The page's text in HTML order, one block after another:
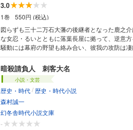
3.0
1巻
550円 (税込)
図らずも三十二万石大藩の後継者となった鹿之
な女忍・るいとともに落葉長屋に拠って、逆意
騒動には幕府の野望も絡み合い、彼我の攻防は
する恋心を隠してのるいの絶望的な戦い。四面
か。空前の時代活劇、ノンストップエンターテイ
暗殺請負人 刺客大名
小説・文芸
歴史・時代/ 歴史・時代小説
森村誠一
幻冬舎時代小説文庫
-